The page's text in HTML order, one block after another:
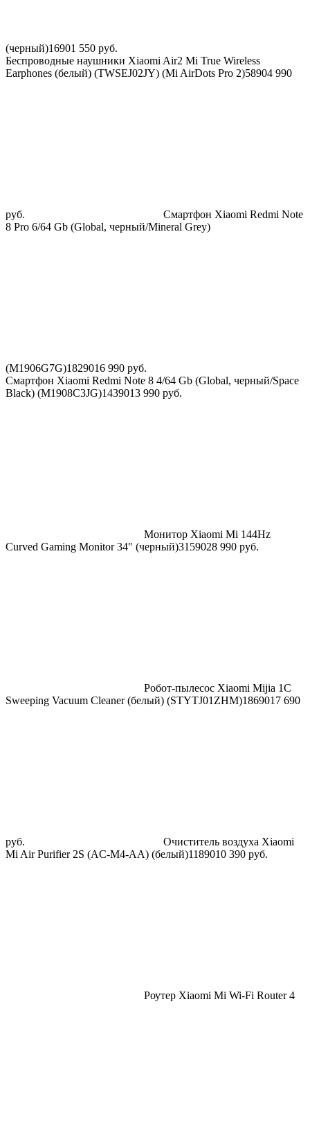
(черный)16901 550 руб.
Беспроводные наушники Xiaomi Air2 Mi True Wireless
Earphones (белый) (TWSEJ02JY) (Mi AirDots Pro 2)58904 990
руб.
Смартфон Xiaomi Redmi Note
8 Pro 6/64 Gb (Global, черный/Mineral Grey)
(M1906G7G)1829016 990 руб.
Смартфон Xiaomi Redmi Note 8 4/64 Gb (Global, черный/Space
Black) (M1908C3JG)1439013 990 руб.
Монитор Xiaomi Mi 144Hz
Curved Gaming Monitor 34″ (черный)3159028 990 руб.
Робот-пылесос Xiaomi Mijia 1C
Sweeping Vacuum Cleaner (белый) (STYTJ01ZHM)1869017 690
руб.
Очиститель воздуха Xiaomi
Mi Air Purifier 2S (AC-M4-AA) (белый)1189010 390 руб.
Роутер Xiaomi Mi Wi-Fi Router 4